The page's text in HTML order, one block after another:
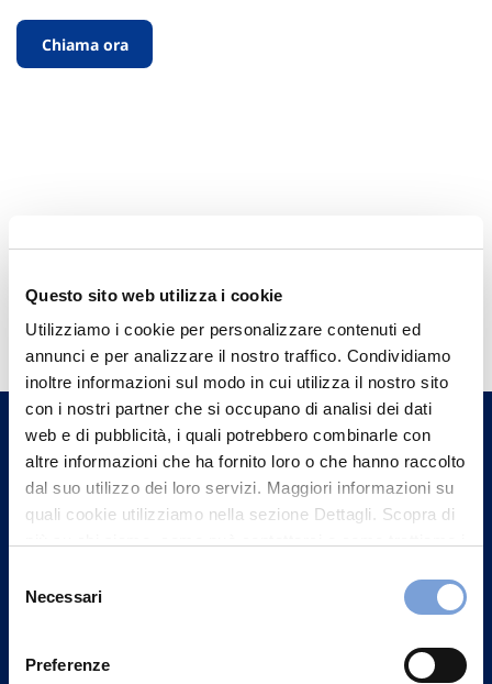
Questo sito web utilizza i cookie
Utilizziamo i cookie per personalizzare contenuti ed
annunci e per analizzare il nostro traffico. Condividiamo
inoltre informazioni sul modo in cui utilizza il nostro sito
con i nostri partner che si occupano di analisi dei dati
web e di pubblicità, i quali potrebbero combinarle con
altre informazioni che ha fornito loro o che hanno raccolto
dal suo utilizzo dei loro servizi. Maggiori informazioni su
quali cookie utilizziamo nella sezione Dettagli. Scopra di
può trovare nel footer del sito nella sezione "Informativa
delNecessari
Preferenze
Chiama ora
Hai bisogno di
informazioni?
Trova l'Agenzia più vicina a te e parla con
un nostro Agente.
Contattaci